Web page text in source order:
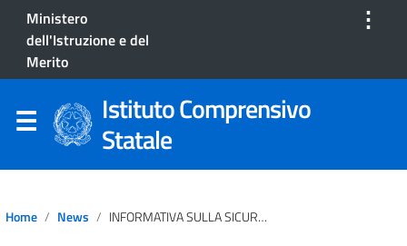
Ministero
dell'Istruzione e del
Merito
⋮
Istituto Comprensivo
Statale
Home News INFORMATIVA SULLA SICUREZZA 2025